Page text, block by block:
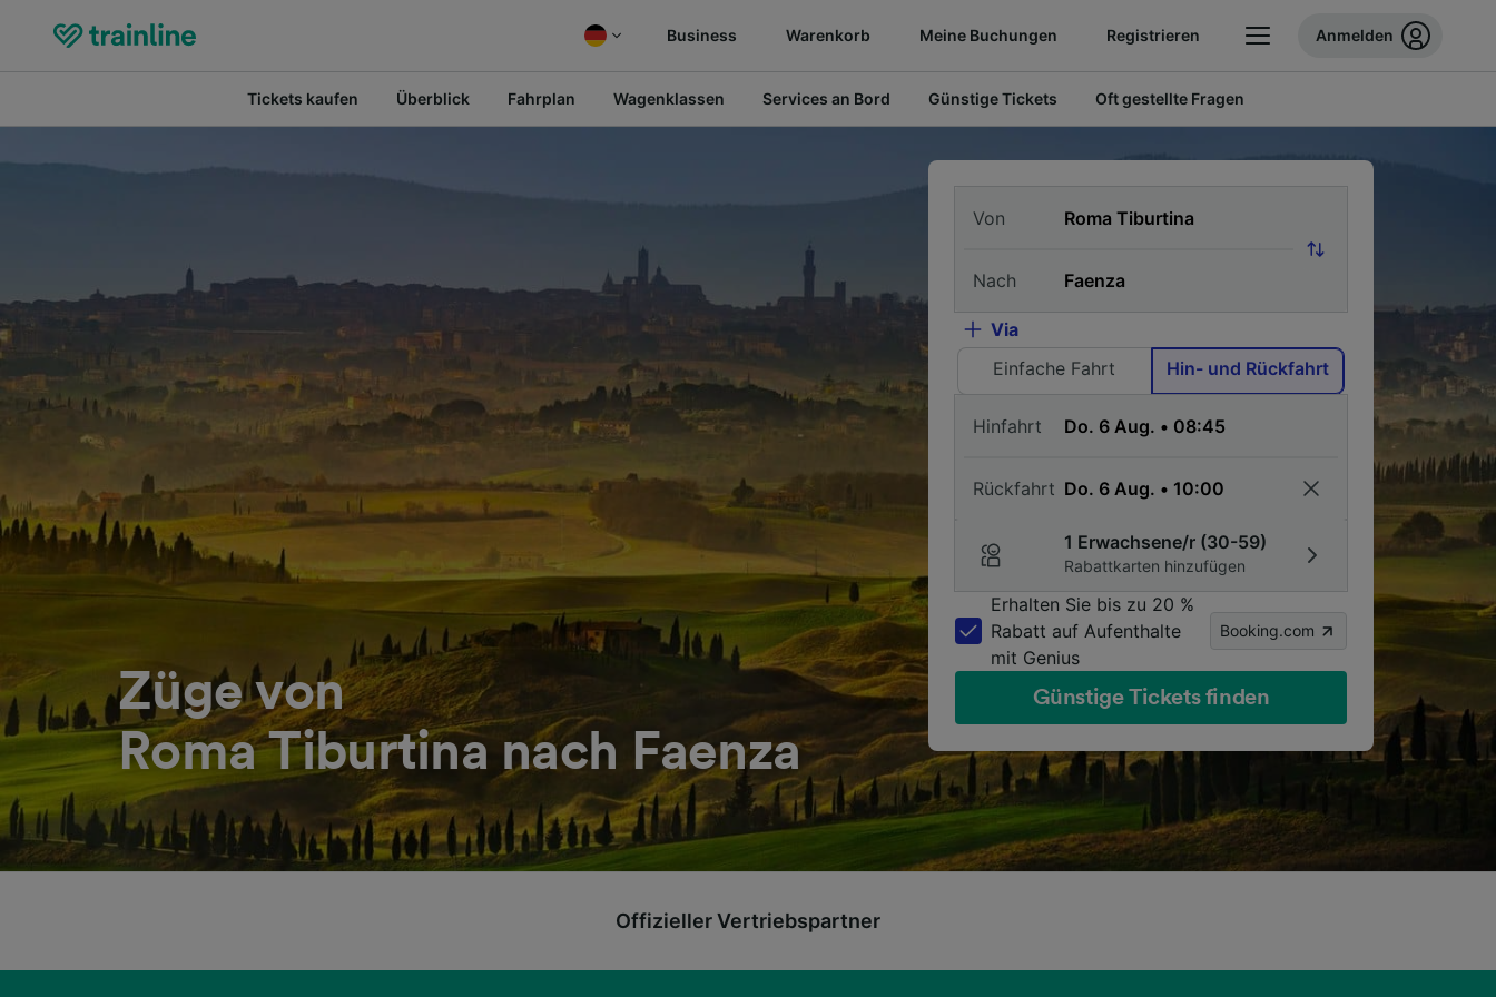
Business Warenkorb Meine Buchungen Registrieren Anmelden
Tickets kaufen Überblick Fahrplan Wagenklassen Services an Bord Günstige Tickets Oft gestellte Fragen
Züge von
Roma Tiburtina nach Faenza
Von
Nach
Via
Einfache Fahrt
Hin- und Rückfahrt
Hinfahrt
Rückfahrt
1 Erwachsene/r (30-59)
Rabattkarten hinzufügen
Erhalten Sie bis zu 20 %
Rabatt auf Aufenthalte
mit Genius
Booking.com
Günstige Tickets finden
Offizieller Vertriebspartner